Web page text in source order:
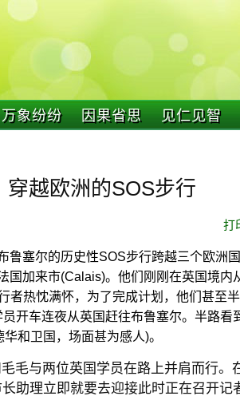
万象纷纷 因果省思 见仁见智
穿越欧洲的SOS步行
打
鲁塞尔的历史性SOS步行跨越三个欧洲
国加来市(Calais)。他们刚刚在英国境内
者热忱满怀，为了完成计划，他们甚至半
开车连夜从英国赶往布鲁塞尔。半路看
和卫国，场面甚为感人)。
毛与两位英国学员在路上并肩而行。
助理立即就要去迎接此时正在召开记